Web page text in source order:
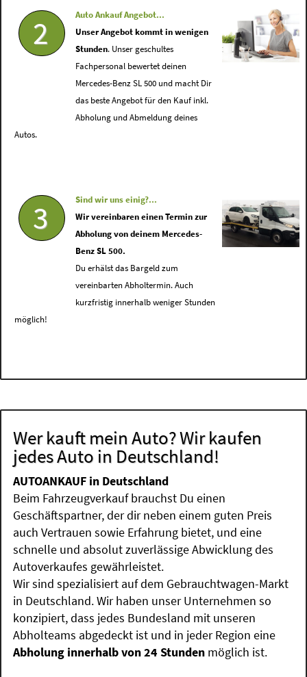
2
Auto Ankauf Angebot...
Unser Angebot kommt in wenigen
Stunden. Unser geschultes
Fachpersonal bewertet deinen
Mercedes-Benz SL 500 und macht Dir
das beste Angebot für den Kauf inkl.
Abholung und Abmeldung deines
Autos.
3
Sind wir uns einig?...
Wir vereinbaren einen Termin zur
Abholung von deinem Mercedes-
Benz SL 500.
Du erhälst das Bargeld zum
vereinbarten Abholtermin. Auch
kurzfristig innerhalb weniger Stunden
möglich!
Wer kauft mein Auto? Wir kaufen
jedes Auto in Deutschland!
AUTOANKAUF in Deutschland
Beim Fahrzeugverkauf brauchst Du einen
Geschäftspartner, der dir neben einem guten Preis
auch Vertrauen sowie Erfahrung bietet, und eine
schnelle und absolut zuverlässige Abwicklung des
Autoverkaufes gewährleistet.
Wir sind spezialisiert auf dem Gebrauchtwagen-Markt
in Deutschland. Wir haben unser Unternehmen so
konzipiert, dass jedes Bundesland mit unseren
Abholteams abgedeckt ist und in jeder Region eine
Abholung innerhalb von 24 Stunden möglich ist.